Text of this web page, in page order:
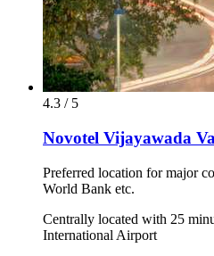
4.3 / 5
Novotel Vijayawada
Preferred location for major
World Bank etc.
Centrally located with 25
International Airport